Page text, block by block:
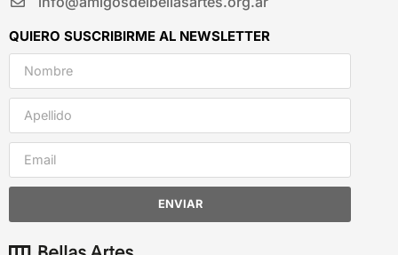
QUIERO SUSCRIBIRME AL NEWSLETTER
ENVIAR